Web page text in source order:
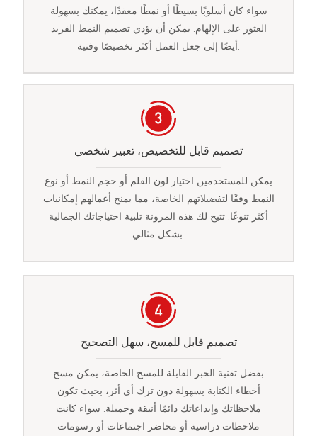
سواء كان أسلوبًا بسيطًا أو نمطًا معقدًا، يمكنك بسهولة
العثور على الإلهام. يمكن أن يؤدي تصميم النمط الفريد
أيضًا إلى جعل العمل أكثر تخصيصًا وفنية.
تصميم قابل للتخصيص، تعبير شخصي
يمكن للمستخدمين اختيار لون القلم أو حجم النمط أو نوع
النمط وفقًا لتفضيلاتهم الخاصة، مما يمنح أعمالهم إمكانيات
أكثر تنوعًا. تتيح لك هذه المرونة تلبية احتياجاتك الجمالية
بشكل مثالي.
تصميم قابل للمسح، سهل التصحيح
بفضل تقنية الحبر القابلة للمسح الخاصة، يمكن مسح
أخطاء الكتابة بسهولة دون ترك أي أثر، بحيث تكون
ملاحظاتك وإبداعاتك دائمًا أنيقة وجميلة. سواء كانت
ملاحظات دراسية أو محاضر اجتماعات أو رسومات